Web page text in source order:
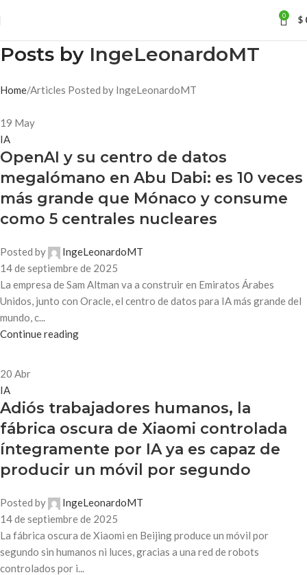
0 $
Posts by IngeLeonardoMT
Home Articles Posted by IngeLeonardoMT
19 May
IA
OpenAI y su centro de datos
megalómano en Abu Dabi: es 10 veces
más grande que Mónaco y consume
como 5 centrales nucleares
Posted by
IngeLeonardoMT
14 de septiembre de 2025
La empresa de Sam Altman va a construir en Emiratos Árabes
Unidos, junto con Oracle, el centro de datos para IA más grande del
mundo, c...
Continue reading
20 Abr
IA
Adiós trabajadores humanos, la
fábrica oscura de Xiaomi controlada
íntegramente por IA ya es capaz de
producir un móvil por segundo
Posted by
IngeLeonardoMT
14 de septiembre de 2025
La fábrica oscura de Xiaomi en Beijing produce un móvil por
segundo sin humanos ni luces, gracias a una red de robots
controlados por i...